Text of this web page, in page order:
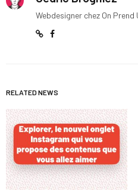
Webdesigner chez On Prend
RELATED NEWS